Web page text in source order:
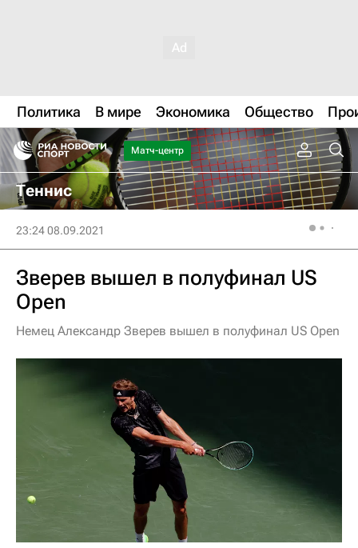
Политика В мире Экономика Общество
Матч-центр
Теннис
23:24 08.09.2021
Зверев вышел в полуфинал US
Open
Немец Александр Зверев вышел в полуфинал US Open